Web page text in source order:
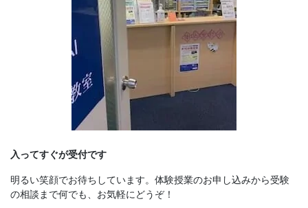
入ってすぐが受付です
明るい笑顔でお待ちしています。体験授業のお申し込みから受験
の相談まで何でも、お気軽にどうぞ！